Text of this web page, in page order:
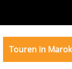
Touren in